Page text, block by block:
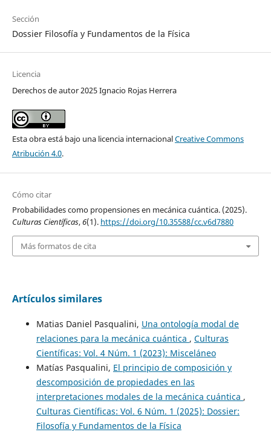
Sección
Dossier Filosofía y Fundamentos de la Física
Licencia
Derechos de autor 2025 Ignacio Rojas Herrera
Esta obra está bajo una licencia internacionalCreative Commons
Atribución 4.0.
Cómo citar
Probabilidades como propensiones en mecánica cuántica. (2025).
Culturas Científicas,6(1). https://doi.org/10.35588/cc.v6d7880
Más formatos de cita
Artículos similares
Matias Daniel Pasqualini, Una ontología modal de
relaciones para la mecánica cuántica , Culturas
Científicas: Vol. 4 Núm. 1 (2023): Misceláneo
Matías Pasqualini, El principio de composición y
descomposición de propiedades en las
interpretaciones modales de la mecánica cuántica ,
Culturas Científicas: Vol. 6 Núm. 1 (2025): Dossier:
Filosofía y Fundamentos de la Física